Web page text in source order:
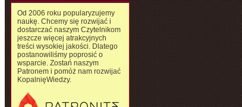
Od 2006 roku popularyzujemy
naukę. Chcemy się rozwijać i
dostarczać naszym Czytelnikom
jeszcze więcej atrakcyjnych
treści wysokiej jakości. Dlatego
postanowiliśmy poprosić o
wsparcie. Zostań naszym
Patronem i pomóż nam rozwijać
KopalnięWiedzy.